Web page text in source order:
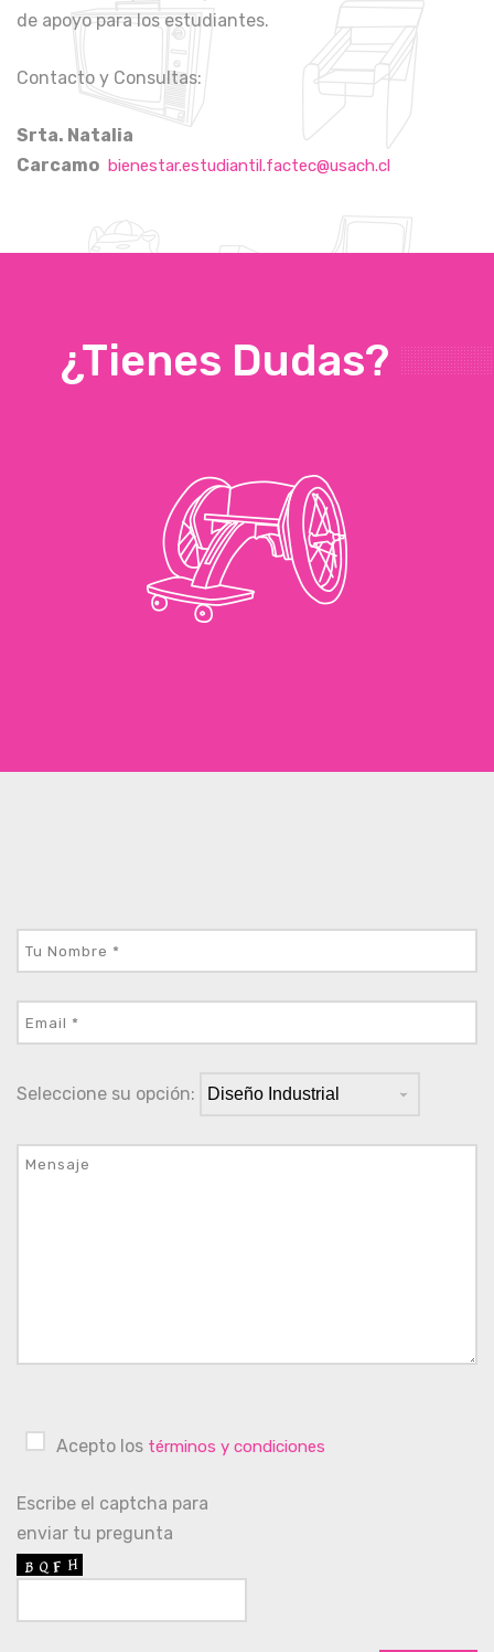
de apoyo para los estudiantes.
Contacto y Consultas:
Srta. Natalia
Carcamo bienestar.estudiantil.factec@usach.cl
Seleccione su opción:
Acepto los términos y condiciones
Escribe el captcha para
enviar tu pregunta
¿Tienes Dudas?